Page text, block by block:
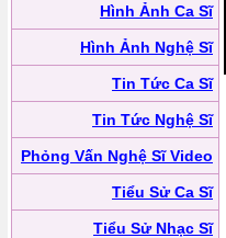
Hình Ảnh Ca Sĩ
Hình Ảnh Nghệ Sĩ
Tin Tức Ca Sĩ
Tin Tức Nghệ Sĩ
Phỏng Vấn Nghệ Sĩ Video
Tiểu Sử Ca Sĩ
Tiểu Sử Nhạc Sĩ